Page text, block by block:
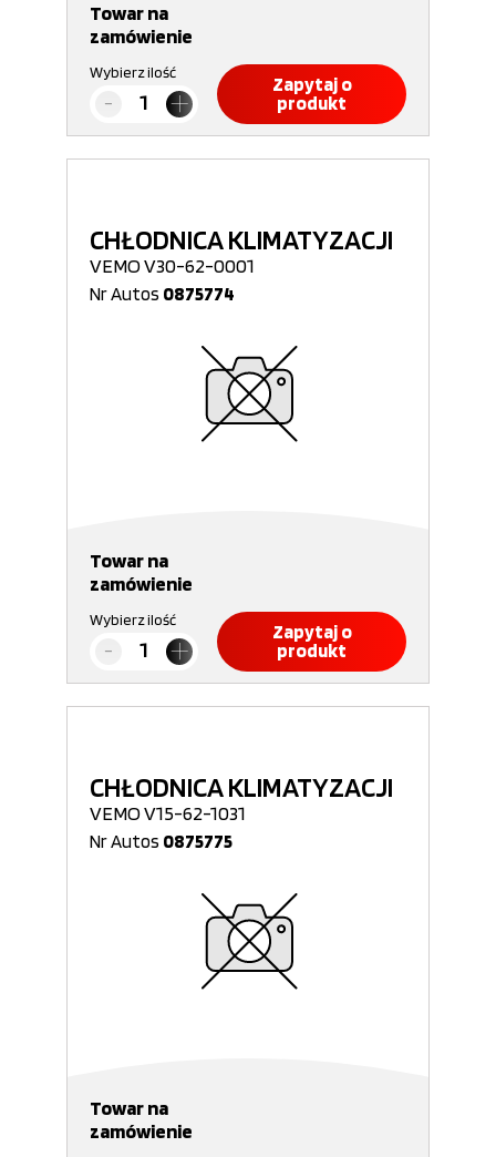
Towar na
zamówienie
Wybierz ilość
Zapytaj o
produkt
CHŁODNICA KLIMATYZACJI
VEMO V30-62-0001
Nr Autos 0875774
Towar na
zamówienie
Wybierz ilość
Zapytaj o
produkt
CHŁODNICA KLIMATYZACJI
VEMO V15-62-1031
Nr Autos 0875775
Towar na
zamówienie